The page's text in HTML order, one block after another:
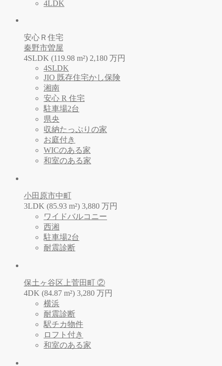
4LDK
安心Ｒ住宅
秦野市曽屋
4SLDK (119.98 m²) 2,180 万円
4SLDK
JIO 既存住宅かし保険
湘南
安心 R 住宅
駐車場2台
県央
収納たっぷりの家
お庭付き
WICのある家
和室のある家
小田原市中町
3LDK (85.93 m²) 3,880 万円
ワイドバルコニー
西湘
駐車場2台
耐震診断
保土ヶ谷区上菅田町 ②
4DK (84.87 m²) 3,280 万円
横浜
耐震診断
駅チカ物件
ロフト付き
和室のある家